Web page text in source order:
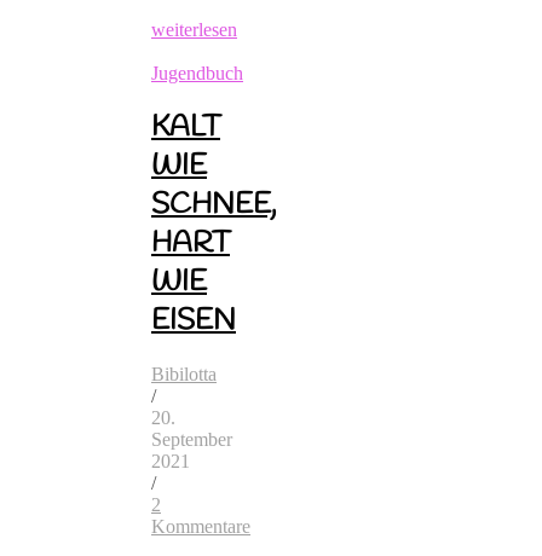
weiterlesen
Jugendbuch
KALT
WIE
SCHNEE,
HART
WIE
EISEN
Bibilotta
/
20.
September
2021
/
2
Kommentare